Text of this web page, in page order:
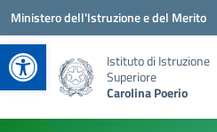
Apri la barra degli
Vai ai contenuti
Vai al menu di navigazione
Vai al footer
Ministero dell'Istruzione e del Merito
Istituto di Istruzione
Superiore
Carolina Poerio